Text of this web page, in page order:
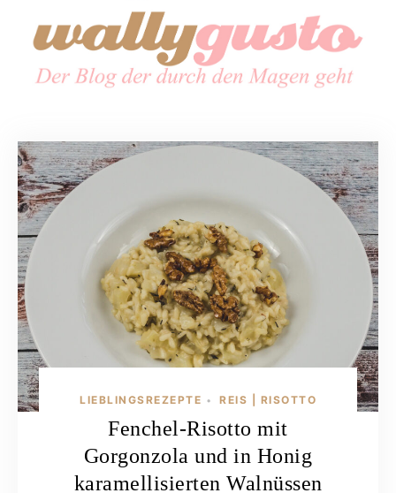
LIEBLINGSREZEPTE • REIS | RISOTTO
Fenchel-Risotto mit
Gorgonzola und in Honig
karamellisierten Walnüssen